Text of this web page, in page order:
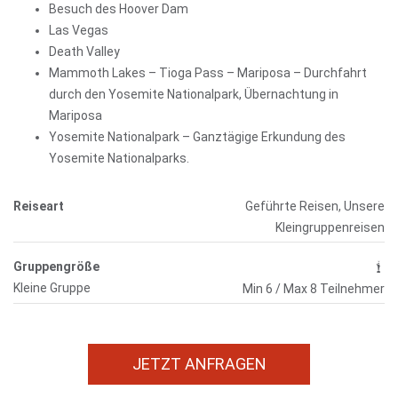
Besuch des Hoover Dam
Las Vegas
Death Valley
Mammoth Lakes – Tioga Pass – Mariposa – Durchfahrt
durch den Yosemite Nationalpark, Übernachtung in
Mariposa
Yosemite Nationalpark – Ganztägige Erkundung des
Yosemite Nationalparks.
Reiseart
Geführte Reisen, Unsere
Kleingruppenreisen
Gruppengröße
Kleine Gruppe
Min 6 / Max 8 Teilnehmer
JETZT ANFRAGEN